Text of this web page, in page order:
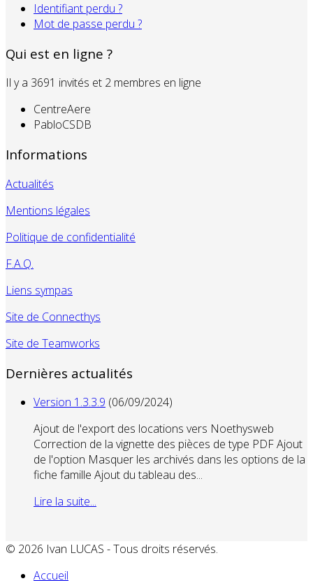
Identifiant perdu ?
Mot de passe perdu ?
Qui est en ligne ?
Il y a 3691 invités et 2 membres en ligne
CentreAere
PabloCSDB
Informations
Actualités
Mentions légales
Politique de confidentialité
F.A.Q.
Liens sympas
Site de Connecthys
Site de Teamworks
Dernières actualités
Version 1.3.3.9 (06/09/2024)
Ajout de l'export des locations vers Noethysweb
Correction de la vignette des pièces de type PDF Ajout
de l'option Masquer les archivés dans les options de la
fiche famille Ajout du tableau des...
Lire la suite...
© 2026 Ivan LUCAS - Tous droits réservés.
Accueil